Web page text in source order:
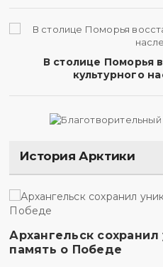
В столице Поморья
культурного
История Арктики
Архангельск
память о Победе